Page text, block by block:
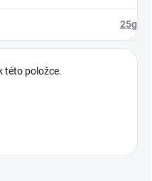
25g
této položce.